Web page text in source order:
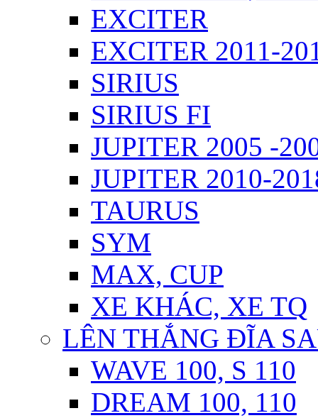
EXCITER
EXCITER 2011-
SIRIUS
SIRIUS FI
JUPITER 2005 -
JUPITER 2010-
TAURUS
SYM
MAX, CUP
XE KHÁC, XE TQ
LÊN THẮNG ĐĨA
WAVE 100, S 110
DREAM 100, 110